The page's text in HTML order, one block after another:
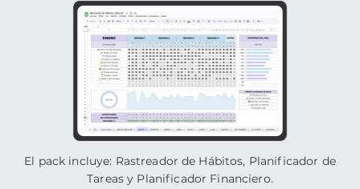
El pack incluye: Rastreador de Hábitos, Planificador de
Tareas y Planificador Financiero.